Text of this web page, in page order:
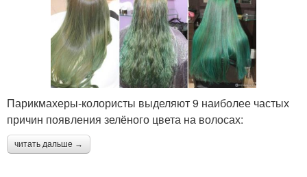
Парикмахеры-колористы выделяют 9 наиболее частых
причин появления зелёного цвета на волосах:
читать дальше →